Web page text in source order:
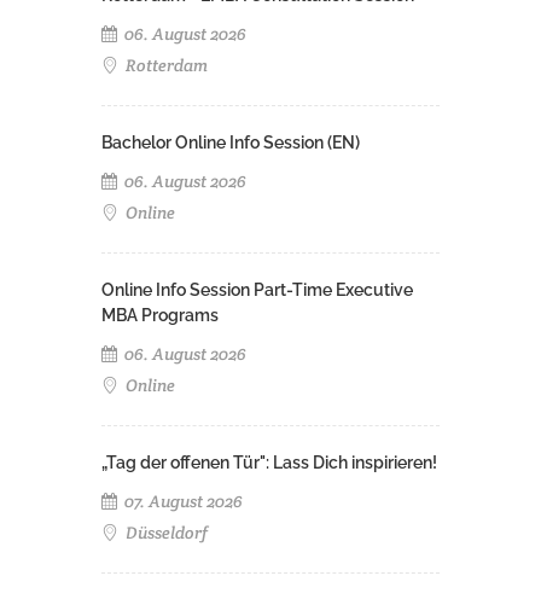
06. August 2026
Rotterdam
Bachelor Online Info Session (EN)
06. August 2026
Online
Online Info Session Part-Time Executive
MBA Programs
06. August 2026
Online
„Tag der offenen Tür": Lass Dich inspirieren!
07. August 2026
Düsseldorf